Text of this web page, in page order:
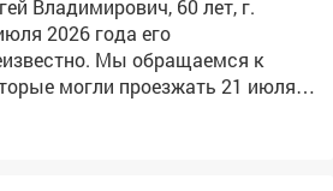
Ранее редакция
мальчика в багажник,
Владимирович, 60 лет, г.
обращаемся к
могли проезжать 21 июля
от больницы по улице
остановки «Горбольница 2»